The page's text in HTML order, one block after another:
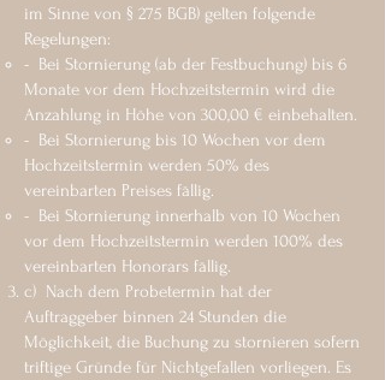
im Sinne von § 275 BGB) gelten folgende
Regelungen:
- Bei Stornierung (ab der Festbuchung) bis 6
Monate vor dem Hochzeitstermin wird die
Anzahlung in Höhe von 300,00 € einbehalten.
- Bei Stornierung bis 10 Wochen vor dem
Hochzeitstermin werden 50% des
vereinbarten Preises fällig.
- Bei Stornierung innerhalb von 10 Wochen
vor dem Hochzeitstermin werden 100% des
vereinbarten Honorars fällig.
c) Nach dem Probetermin hat der
Auftraggeber binnen 24 Stunden die
Möglichkeit, die Buchung zu stornieren sofern
triftige Gründe für Nichtgefallen vorliegen. Es